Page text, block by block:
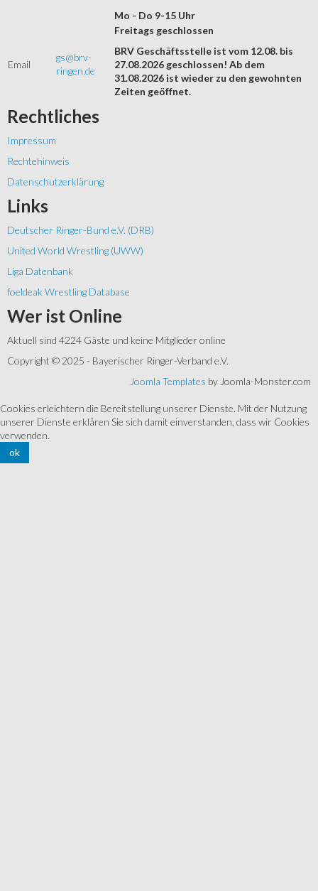
Mo - Do 9-15 Uhr
Email
gs@brv-
ringen.de
Freitags geschlossen
BRV Geschäftsstelle ist vom 12.08. bis
27.08.2026 geschlossen! Ab dem
31.08.2026 ist wieder zu den gewohnten
Zeiten geöffnet.
Rechtliches
Impressum
Rechtehinweis
Datenschutzerklärung
Links
Deutscher Ringer-Bund e.V. (DRB)
United World Wrestling (UWW)
Liga Datenbank
foeldeak Wrestling Database
Wer ist Online
Aktuell sind 4224 Gäste und keine Mitglieder online
Copyright © 2025 - Bayerischer Ringer-Verband e.V.
Joomla Templates by Joomla-Monster.com
Cookies erleichtern die Bereitstellung unserer Dienste. Mit der Nutzung
unserer Dienste erklären Sie sich damit einverstanden, dass wir Cookies
verwenden.
ok